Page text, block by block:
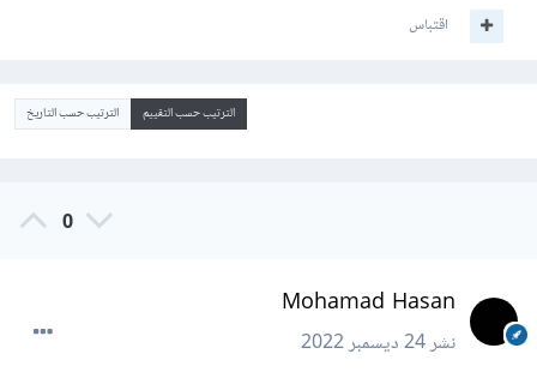
اقتباس
الترتيب حسب التقييم الترتيب حسب التاريخ
0
Mohamad Hasan
نشر24 ديسمبر 2022